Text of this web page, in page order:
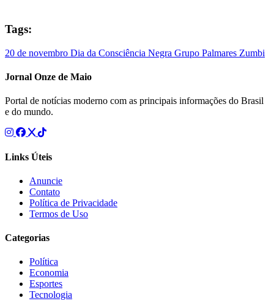
Tags:
20 de novembro Dia da Consciência Negra Grupo Palmares Zumbi
Jornal Onze de Maio
Portal de notícias moderno com as principais informações do Brasil
e do mundo.
Links Úteis
Anuncie
Contato
Política de Privacidade
Termos de Uso
Categorias
Política
Economia
Esportes
Tecnologia